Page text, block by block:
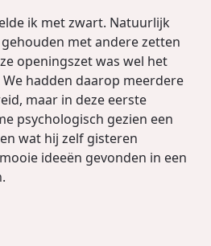
ik met zwart. Natuurlijk
met andere zetten
openingszet was wel het
hadden daarop meerdere
maar in deze eerste
psychologisch gezien een
wat hij zelf gisteren
ideeën gevonden in een